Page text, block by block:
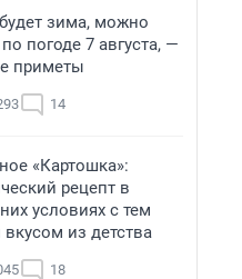
зима, можно
погоде 7 августа, —
приметы
14
«Картошка»:
рецепт в
условиях с тем
из детства
18